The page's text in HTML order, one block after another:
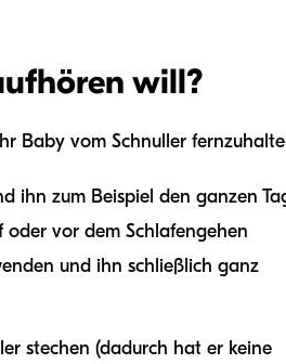
will?
Baby vom Schnuller
ihn zum Beispiel den ganzen
vor dem Schlafengehen
und ihn schließlich ganz
stechen (dadurch hat er keine